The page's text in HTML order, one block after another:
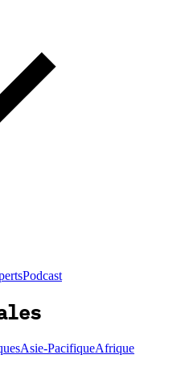
Podcast
Asie-PacifiqueAfrique